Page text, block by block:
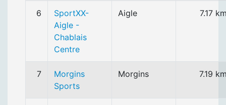
6
SportXX-
Aigle -
Chablais
Centre
Aigle 7.17
7
Morgins
Sports
Morgins 7.19